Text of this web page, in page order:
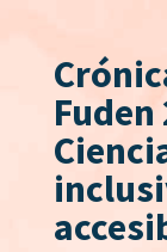
Fuden